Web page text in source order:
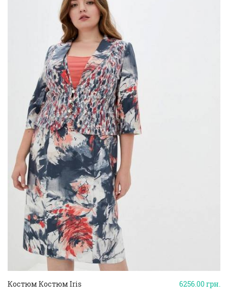
6256.00грн.
Костюм Костюм Iris